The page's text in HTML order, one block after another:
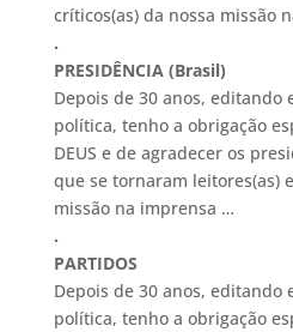
críticos(as) da nossa missão
.
PRESIDÊNCIA (Brasil)
Depois de 30 anos, editando
política, tenho a obrigação
DEUS e de agradecer os
que se tornaram leitores(as)
missão na imprensa …
.
PARTIDOS
Depois de 30 anos, editando
política, tenho a obrigação